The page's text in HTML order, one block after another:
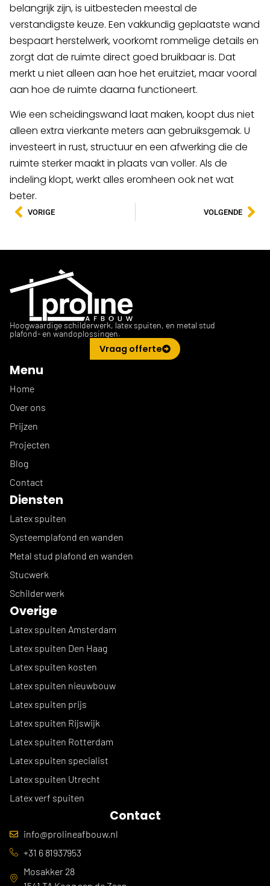
belangrijk zijn, is uitbesteden meestal de
verstandigste keuze. Een vakkundig geplaatste wand
bespaart herstelwerk, voorkomt rommelige details en
zorgt dat de ruimte direct goed bruikbaar is. Dat
merkt u niet alleen aan hoe het eruitziet, maar vooral
aan hoe de ruimte daarna functioneert.
Wie een scheidingswand laat maken, koopt dus niet
alleen extra vierkante meters aan gebruiksgemak. U
investeert in rust, structuur en een afwerking die de
ruimte sterker maakt in plaats van voller. Als de
indeling klopt, werkt alles eromheen ook net wat
beter.
VORIGE VOLGENDE
Hoogwaardige schilderwerk, latex spuiten, en metal stud
plafond- en wandoplossingen.
Vraag offerte
Menu
Home
Over ons
Prijzen
Projecten
Blog
Contact
Diensten
Latex spuiten
Systeemplafond en wanden
Metal stud plafond en wanden
Stucwerk
Schilderwerk
Overige
Latex spuiten Amsterdam
Latex spuiten Den Haag
Latex spuiten kosten
Latex spuiten nieuwbouw
Latex spuiten prijs
Latex spuiten Rijswijk
Latex spuiten Rotterdam
Latex spuiten specialist
Latex spuiten Utrecht
Latex verf spuiten
Contact
info@prolineafbouw.nl
+31 6 81937953
Mosakker 28